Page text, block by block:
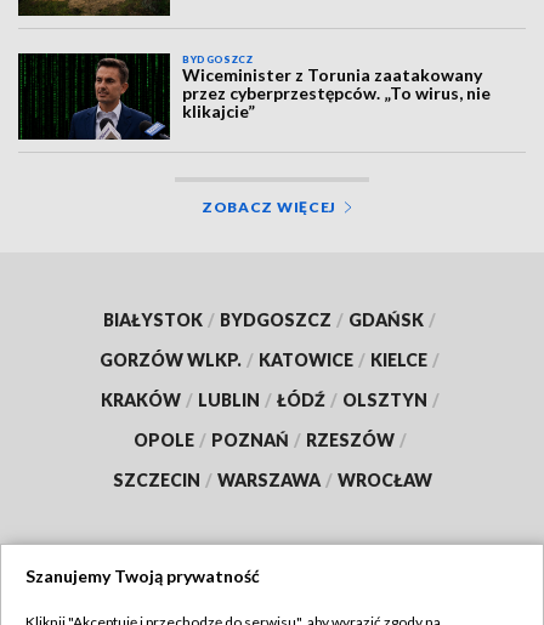
BYDGOSZCZ
Wiceminister z Torunia zaatakowany
przez cyberprzestępców. „To wirus, nie
klikajcie”
ZOBACZ WIĘCEJ
BIAŁYSTOK / BYDGOSZCZ / GDAŃSK /
GORZÓW WLKP. / KATOWICE / KIELCE /
KRAKÓW / LUBLIN / ŁÓDŹ / OLSZTYN /
OPOLE / POZNAŃ / RZESZÓW /
SZCZECIN / WARSZAWA / WROCŁAW
Szanujemy Twoją prywatność